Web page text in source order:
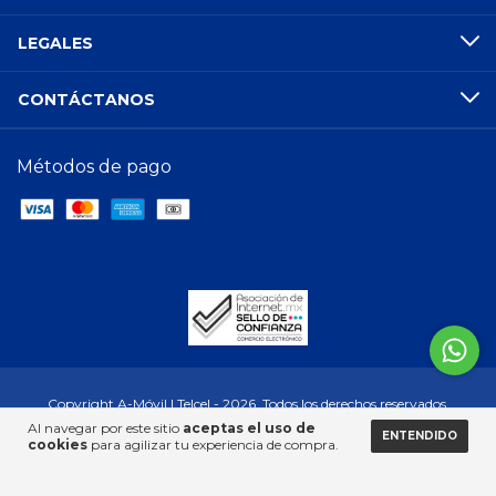
Al navegar por este sitio aceptas el uso de
cookies para agilizar tu experiencia de compra.
ENTENDIDO
LEGALES
CONTÁCTANOS
Métodos de pago
Copyright A-Móvil | Telcel - 2026. Todos los derechos reservados.